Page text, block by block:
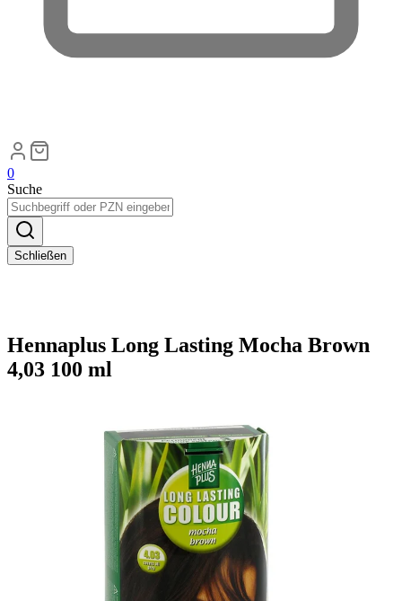
0
Suche
Schließen
Hennaplus Long Lasting Mocha Brown
4,03 100 ml